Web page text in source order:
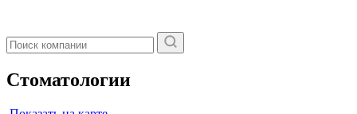
Стоматологии